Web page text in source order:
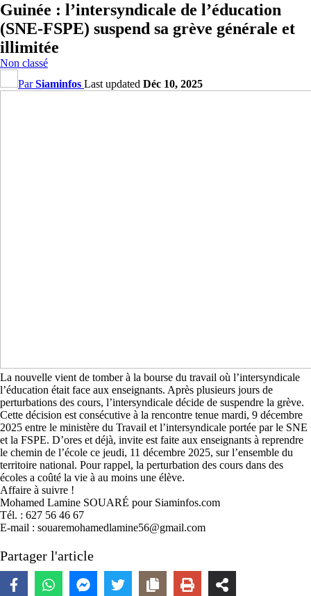
Guinée : l’intersyndicale de l’éducation
(SNE-FSPE) suspend sa grève générale et
illimitée
Non classé
ParSiaminfos Last updated Déc 10, 2025
La nouvelle vient de tomber à la bourse du travail où l’intersyndicale
l’éducation était face aux enseignants. Après plusieurs jours de
perturbations des cours, l’intersyndicale décide de suspendre la grève.
Cette décision est consécutive à la rencontre tenue mardi, 9 décembre
2025 entre le ministère du Travail et l’intersyndicale portée par le SNE
et la FSPE. D’ores et déjà, invite est faite aux enseignants à reprendre
le chemin de l’école ce jeudi, 11 décembre 2025, sur l’ensemble du
territoire national. Pour rappel, la perturbation des cours dans des
écoles a coûté la vie à au moins une élève.
Affaire à suivre !
Mohamed Lamine SOUARÉ pour Siaminfos.com
Tél. : 627 56 46 67
E-mail : souaremohamedlamine56@gmail.com
Partager l'article